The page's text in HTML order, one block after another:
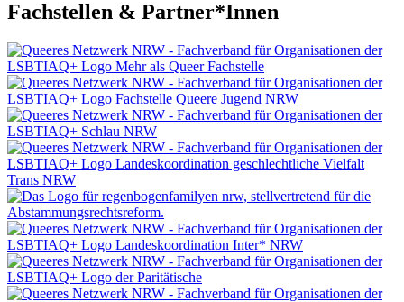
Fachstellen & Partner*Innen